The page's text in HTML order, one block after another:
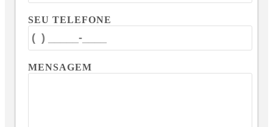
SEU TELEFONE
MENSAGEM